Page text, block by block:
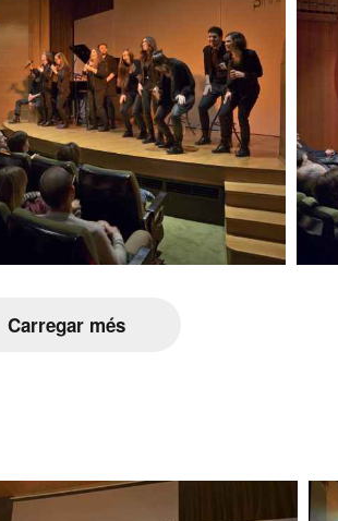
Carregar més